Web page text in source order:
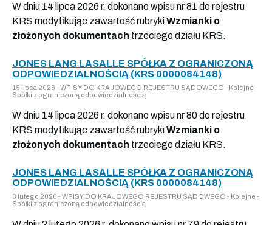
W dniu 14 lipca 2026 r. dokonano wpisu nr 81 do rejestru
KRS modyfikując zawartość rubrykiWzmianki o
złożonych dokumentach trzeciego działu KRS.
JONES LANG LASALLE SPÓŁKA Z OGRANICZONĄ
ODPOWIEDZIALNOŚCIĄ (KRS 0000084148)
15 lipca 2026 - WPISY DO KRAJOWEGO REJESTRU SĄDOWEGO - Kolejne -
Spółki z ograniczoną odpowiedzialnością
W dniu 14 lipca 2026 r. dokonano wpisu nr 80 do rejestru
KRS modyfikując zawartość rubrykiWzmianki o
złożonych dokumentach trzeciego działu KRS.
JONES LANG LASALLE SPÓŁKA Z OGRANICZONĄ
ODPOWIEDZIALNOŚCIĄ (KRS 0000084148)
3 lutego 2026 - WPISY DO KRAJOWEGO REJESTRU SĄDOWEGO - Kolejne -
Spółki z ograniczoną odpowiedzialnością